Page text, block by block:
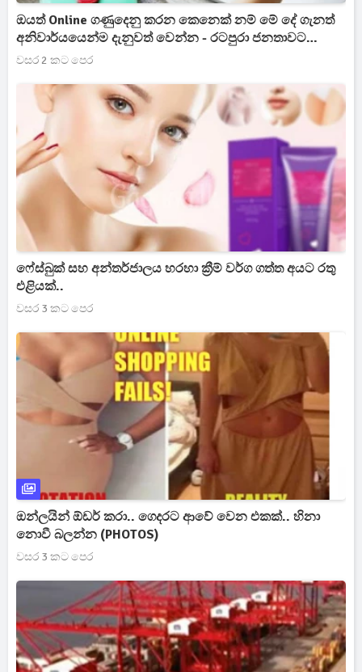
ඔයත් Online ගණුදෙනු කරන කෙනෙක් නම් මේ දේ ගැනත්
අනිවාර්යයෙන්ම දැනුවත් වෙන්න - රටපුරා ජනතාවට
විශේෂ දැනුම්දීමක්.
වසර 2 කට පෙර
ෆේස්බුක් සහ අන්තර්ජාලය හරහා ක්‍රීම් වර්ග ගත්ත අයට රතු
එළියක්..
වසර 3 කට පෙර
ඔන්ලයින් ඕඩර් කරා.. ගෙදරට ආවේ වෙන එකක්.. හිනා
නොවී බලන්න (PHOTOS)
වසර 3 කට පෙර